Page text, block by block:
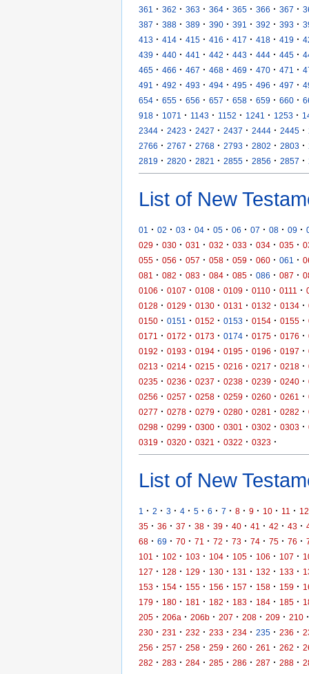
361
· 362 · 363 · 364 · 365 · 366 · 367 ·
387 · 388 · 389 · 390 · 391 · 392 · 393 ·
413 · 414 · 415 · 416 · 417 · 418 · 419 ·
439 · 440 · 441 · 442 · 443 · 444 · 445 ·
465 · 466 · 467 · 468 · 469 · 470 · 471 ·
491
· 492 · 493 · 494 · 495 · 496 · 497 ·
654 · 655 · 656 · 657 · 658 · 659 · 660 ·
918 · 1071 · 1143 · 1152 · 1241 · 1253 ·
2344 · 2423 · 2427 · 2437 · 2444 · 2445 ·
2766 · 2767 · 2768 · 2793 · 2802 · 2803 ·
2819 · 2820 · 2821 · 2855 · 2856 · 2857 ·
List of New
01 · 02 · 03 · 04 · 05 · 06 · 07 · 08 · 09 ·
029 · 030 · 031 · 032 · 033 · 034 · 035 ·
055 · 056 · 057 · 058 · 059 · 060 · 061 ·
081
· 082 · 083 · 084 · 085 · 086 · 087 ·
0106 · 0107 · 0108 · 0109 · 0110 · 0111 ·
0128 · 0129 · 0130 · 0131 · 0132 · 0134 ·
0150 · 0151 · 0152 · 0153 · 0154 · 0155 ·
0171
· 0172 · 0173 · 0174 · 0175 · 0176 ·
0192 · 0193 · 0194 · 0195 · 0196 · 0197 ·
0213 · 0214 · 0215 · 0216 · 0217 · 0218 ·
0235 · 0236 · 0237 · 0238 · 0239 · 0240 ·
0256 · 0257 · 0258 · 0259 · 0260 · 0261 ·
0277 · 0278 · 0279 · 0280 · 0281 · 0282 ·
0298 · 0299 · 0300 · 0301 · 0302 · 0303 ·
0319 · 0320 · 0321 · 0322 · 0323 ·
List of New
1 · 2 · 3 · 4 · 5 · 6 · 7 · 8 · 9 · 10 · 11 · 12
35 · 36 · 37 · 38 · 39 · 40 · 41 · 42 · 43 ·
68 · 69 · 70 · 71 · 72 · 73 · 74 · 75 · 76 ·
101
· 102 · 103 · 104 · 105 · 106 · 107 ·
127 · 128 · 129 · 130 · 131 · 132 · 133 ·
153 · 154 · 155 · 156 · 157 · 158 · 159 ·
179 · 180 · 181 · 182 · 183 · 184 · 185 ·
205 · 206a · 206b · 207 · 208 · 209 · 210 ·
230 · 231 · 232 · 233 · 234 · 235 · 236 ·
256 · 257 · 258 · 259 · 260 · 261 · 262 ·
282 · 283 · 284 · 285 · 286 · 287 · 288 ·